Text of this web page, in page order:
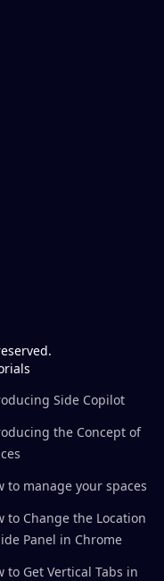
Side Copilot
the Concept of
to manage your spaces
to Change the Location
Panel in Chrome
to Get Vertical Tabs in